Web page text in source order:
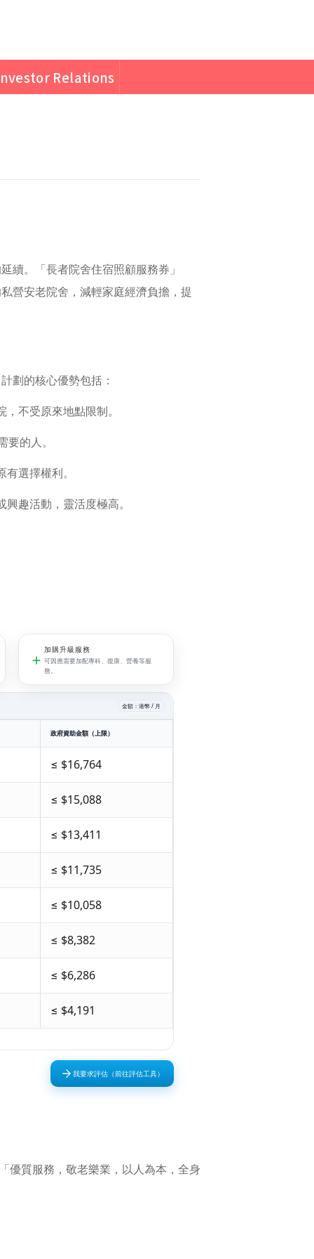
Relations
續。「長者院舍住宿照顧服務券」
營安老院舍，減輕家庭經濟負擔，提
劃的核心優勢包括：
不受原來地點限制。
的人。
選擇權利。
趣活動，靈活度極高。
加購升級服務
可因應需要加配專科、復康、營養等服
務。
金額：港幣 / 月
政府資助金額（上限）
≤ $16,764
≤ $15,088
≤ $13,411
≤ $11,735
≤ $10,058
≤ $8,382
≤ $6,286
≤ $4,191
我要求評估（前往評估工具）
優質服務，敬老樂業，以人為本，全身